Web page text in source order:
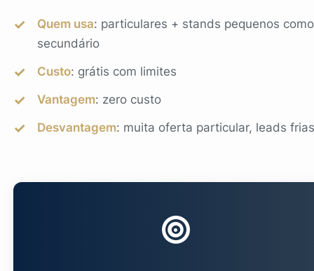
Quem usa: particulares + stands pequenos como
secundário
Custo: grátis com limites
Vantagem: zero custo
Desvantagem: muita oferta particular, leads frias